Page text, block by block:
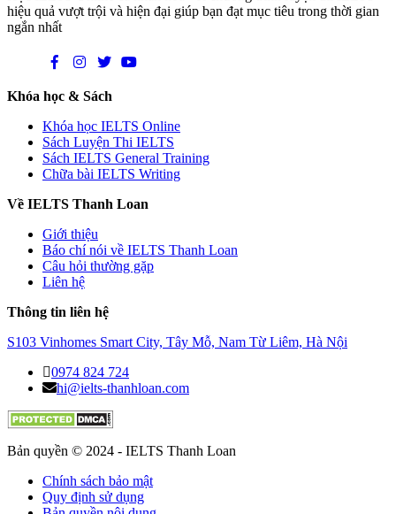
hiệu quả vượt trội và hiện đại giúp bạn đạt mục tiêu trong thời gian
ngắn nhất
Khóa học & Sách
Khóa học IELTS Online
Sách Luyện Thi IELTS
Sách IELTS General Training
Chữa bài IELTS Writing
Về IELTS Thanh Loan
Giới thiệu
Báo chí nói về IELTS Thanh Loan
Câu hỏi thường gặp
Liên hệ
Thông tin liên hệ
S103 Vinhomes Smart City, Tây Mỗ, Nam Từ Liêm, Hà Nội
0974 824 724
hi@ielts-thanhloan.com
Bản quyền © 2024 - IELTS Thanh Loan
Chính sách bảo mật
Quy định sử dụng